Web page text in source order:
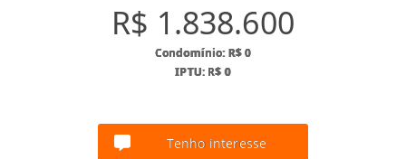
R$ 1.838.600
Condomínio: R$ 0
IPTU: R$ 0
Tenho interesse